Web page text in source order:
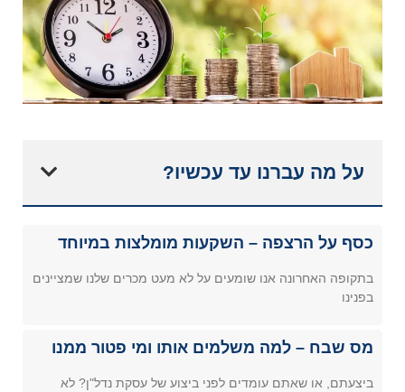
על מה עברנו עד עכשיו?
כסף על הרצפה – השקעות מומלצות במיוחד
בתקופה האחרונה אנו שומעים על לא מעט מכרים שלנו שמציינים
בפנינו
מס שבח – למה משלמים אותו ומי פטור ממנו
ביצעתם, או שאתם עומדים לפני ביצוע של עסקת נדל"ן? לא